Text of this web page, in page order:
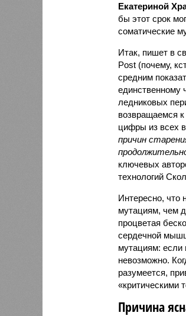
Екатериной
бы этот срок
соматические
Итак, пишет в
Post (почему,
средним
единственному
ледниковых
возвращаемся
цифры из всех
причин
ключевых
технологий
Интересно, что
мутациям, чем
процветая
сердечной
мутациям: если
невозможно.
разумеется,
«критическими
Причина